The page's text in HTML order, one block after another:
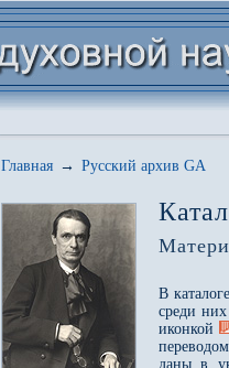
Главная → Русский архив GA
В
среди
иконкой
даны в